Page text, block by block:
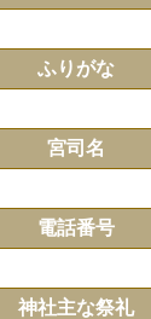
ふりがな
宮司名
電話番号
神社主な祭礼